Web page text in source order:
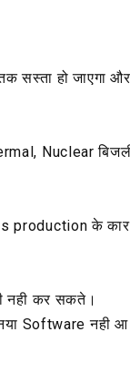
हो जाएगा
Nuclear
production के
नही कर सकते।
Software नही आ